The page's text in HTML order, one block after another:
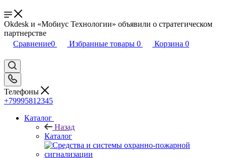
Okdesk и «Мобиус Технологии» объявили о стратегическом
партнерстве
Сравнение0 Избранные товары 0 Корзина 0
Телефоны
+79995812345
Каталог
Назад
Каталог